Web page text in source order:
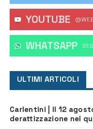
YOUTUBE
WHATSAPP
ULTIMI ARTICOLI
Carlentini | Il 12
derattizzazione nel